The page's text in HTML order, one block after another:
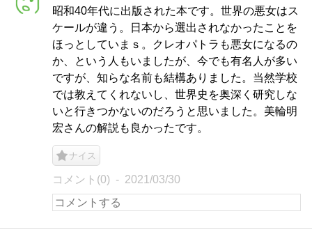
昭和40年代に出版された本です。世界の悪女はス
ケールが違う。日本から選出されなかったことを
ほっとしていまｓ。クレオパトラも悪女になるの
か、という人もいましたが、今でも有名人が多い
ですが、知らな名前も結構ありました。当然学校
では教えてくれないし、世界史を奥深く研究しな
いと行きつかないのだろうと思いました。美輪明
宏さんの解説も良かったです。
ナイス
コメント(0) 2021/03/30